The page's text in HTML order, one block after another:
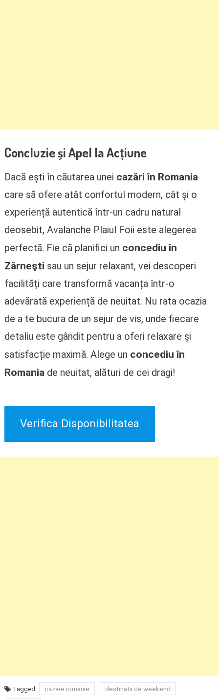
Concluzie și Apel la Acțiune
Dacă ești în căutarea unei cazări în Romania
care să ofere atât confortul modern, cât și o
experiență autentică într-un cadru natural
deosebit, Avalanche Plaiul Foii este alegerea
perfectă. Fie că planifici un concediu în
Zărneşti sau un sejur relaxant, vei descoperi
facilități care transformă vacanța într-o
adevărată experiență de neuitat. Nu rata ocazia
de a te bucura de un sejur de vis, unde fiecare
detaliu este gândit pentru a oferi relaxare și
satisfacție maximă. Alege un concediu în
Romaniade neuitat, alături de cei dragi!
Verifica Disponibilitatea
Tagged cazare romanie
destinatii de weekend